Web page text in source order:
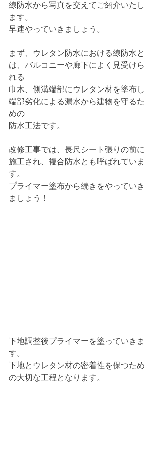
線防水から写真を交えてご紹介いたし
ます。
早速やっていきましょう。
まず、ウレタン防水における線防水と
は、バルコニーや廊下によく見受けら
れる
巾木、側溝端部にウレタン材を塗布し
端部劣化による漏水から建物を守るた
めの
防水工法です。
改修工事では、長尺シート張りの前に
施工され、複合防水とも呼ばれていま
す。
プライマー塗布から続きをやっていき
ましょう！
下地調整後プライマーを塗っていきま
す。
下地とウレタン材の密着性を保つため
の大切な工程となります。